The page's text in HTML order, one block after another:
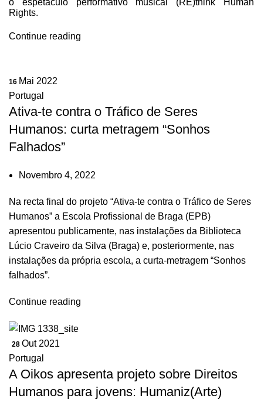
Rights.
Continue reading
16 Mai 2022
Portugal
Ativa-te contra o Tráfico de Seres
Humanos: curta metragem “Sonhos
Falhados”
Novembro 4, 2022
Na recta final do projeto “Ativa-te contra o Tráfico de Seres
Humanos” a Escola Profissional de Braga (EPB)
apresentou publicamente, nas instalações da Biblioteca
Lúcio Craveiro da Silva (Braga) e, posteriormente, nas
instalações da própria escola, a curta-metragem “Sonhos
falhados”.
Continue reading
28 Out 2021
Portugal
A Oikos apresenta projeto sobre Direitos
Humanos para jovens: Humaniz(Arte)